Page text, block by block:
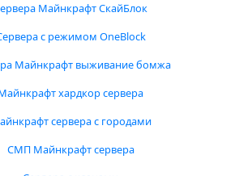
Майнкрафт СкайБлок
с режимом OneBlock
Майнкрафт выживание бомжа
хардкор сервера
сервера с городами
СМП Майнкрафт сервера